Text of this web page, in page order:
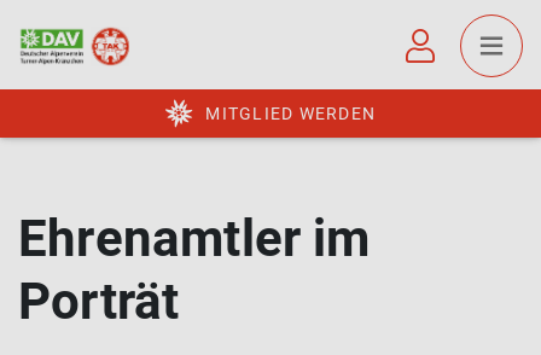
MITGLIED WERDEN
Ehrenamtler im
Porträt